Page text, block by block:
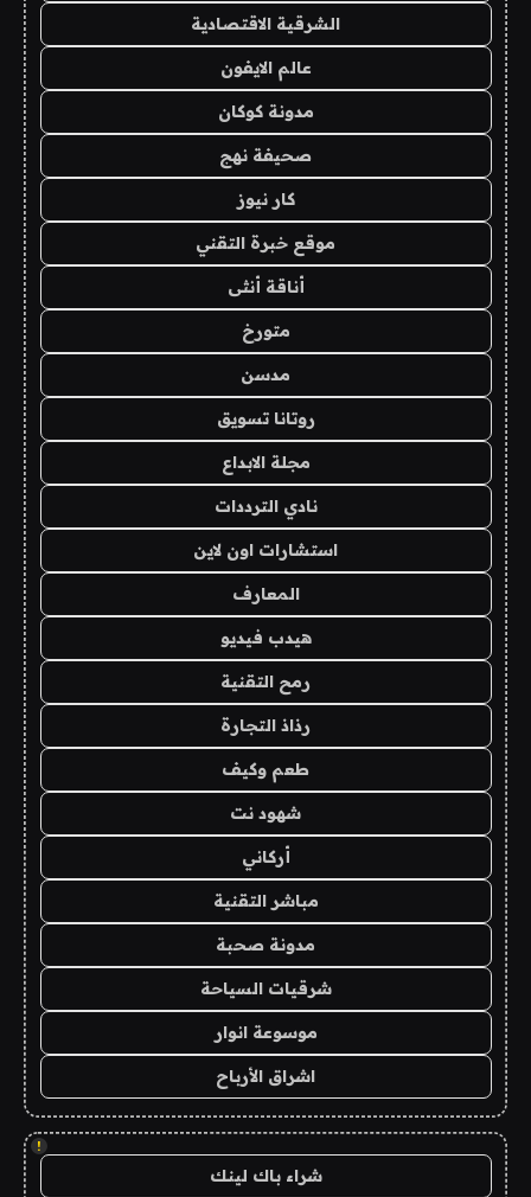
الشرقية الاقتصادية
عالم الايفون
مدونة كوكان
صحيفة نهج
كار نيوز
موقع خبرة التقني
أناقة أنثى
متورخ
مدسن
روتانا تسويق
مجلة الابداع
نادي الترددات
استشارات اون لاين
المعارف
هيدب فيديو
رمح التقنية
رذاذ التجارة
طعم وكيف
شهود نت
أركاني
مباشر التقنية
مدونة صحبة
شرقيات السياحة
موسوعة انوار
اشراق الأرباح
!
شراء باك لينك